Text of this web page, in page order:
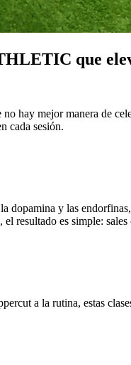
que
hay mejor manera de
cada sesión.
y las
resultado es simple:
a la rutina, estas